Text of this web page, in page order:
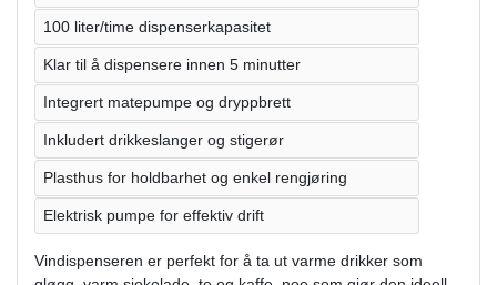
100 liter/time dispenserkapasitet
Klar til å dispensere innen 5 minutter
Integrert matepumpe og dryppbrett
Inkludert drikkeslanger og stigerør
Plasthus for holdbarhet og enkel rengjøring
Elektrisk pumpe for effektiv drift
Vindispenseren er perfekt for å ta ut varme drikker som